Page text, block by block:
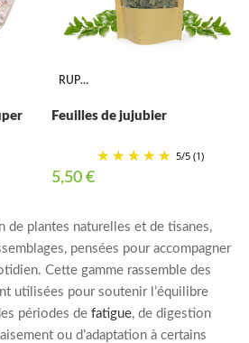
RUPTURE
Feuilles de jujubier
5/5 (1)
5,50 €
de plantes naturelles et de tisanes,
pensées pour accompagner
Cette gamme rassemble des
utilisées pour soutenir l’équilibre
périodes de fatigue, de digestion
ou d’adaptation à certains